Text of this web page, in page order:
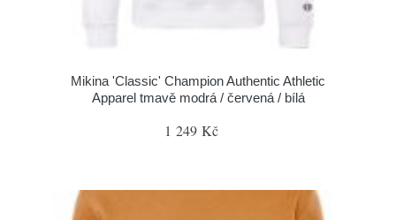
Mikina 'Classic' Champion Authentic Athletic
Apparel tmavě modrá / červená / bílá
1 249 Kč